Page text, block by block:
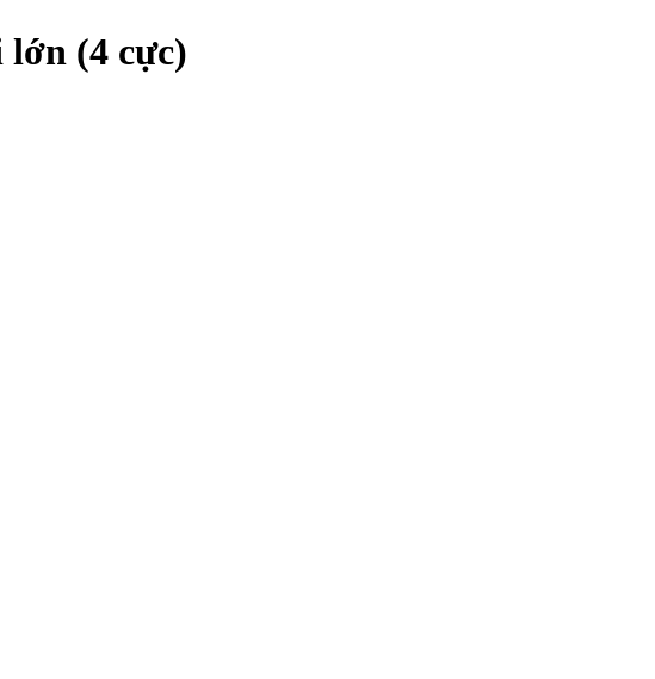
(4 cực)